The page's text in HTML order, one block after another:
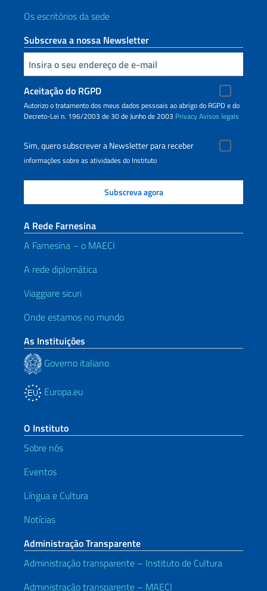
Os escritórios da sede
Subscreva a nossa Newsletter
Inserisci la tua email
Aceitação do RGPD
Autorizo o tratamento dos meus dados pessoais ao abrigo do RGPD e do
Decreto-Lei n. 196/2003 de 30 de Junho de 2003 PrivacyAvisos legais
Sim, quero subscrever a Newsletter para receber
informações sobre as atividades do Instituto
A Rede Farnesina
A Farnesina – o MAECI
A rede diplomática
Viaggiare sicuri
Onde estamos no mundo
As Instituições
Governo italiano
Europa.eu
O Instituto
Sobre nós
Eventos
Língua e Cultura
Notícias
Administração Transparente
Administração transparente – Instituto de Cultura
Administração transparente – MAECI